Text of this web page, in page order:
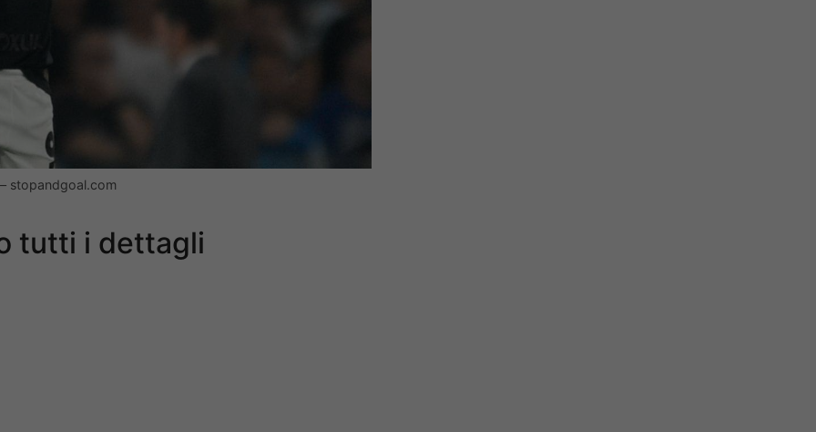
stopandgoal.com
tutti i dettagli